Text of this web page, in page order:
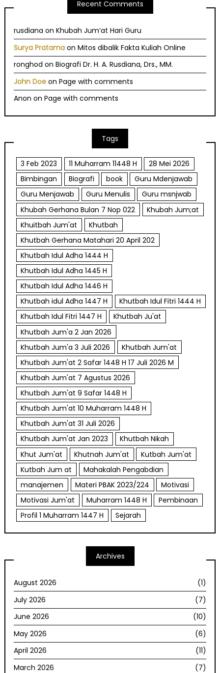
Recent Comments
rusdiana onKhubah Jum’at Hari Guru
Surya Pratama onMitos dibalik Fakta Kuliah Online
ronghod onBiografi Dr. H. A. Rusdiana, Drs., MM.
John Doe onPage with comments
Anon onPage with comments
Tags
3 Feb 2023 11 Muharram 11448 H
28 Mei 2026
Bimbingan
Biografi book
Guru Mdenjawab
Guru Menjawab
Guru Menulis
Guru msnjwab
Khubah Gerhana Bulan 7 Nop 022
Khubah Jum;at
Khuitbah Jum'at
Khutbah
Khutbah Gerhana Matahari 20 April 202
Khutbah Idul Adha 1444 H
Khutbah Idul Adha 1445 H
Khutbah Idul Adha 1446 H
Khutbah idul Adha 1447 H
Khutbah Idul Fitri 1444 H
Khutbah Idul Fitri 1447 H
Khutbah Ju'at
Khutbah Jum'a 2 Jan 2026
Khutbah Jum'a 3 Juli 2026
Khutbah Jum'at
Khutbah Jum'at 2 Safar 1448 H 17 Juli 2026 M
Khutbah Jum'at 7 Agustus 2026
Khutbah Jum'at 9 Safar 1448 H
Khutbah Jum'at 10 Muharram 1448 H
Khutbah Jum'at 31 Juli 2026
Khutbah Jum'at Jan 2023
Khutbah Nikah
Khut Jum'at
Khutnah Jum'at
Kutbah Jum'at
Kutbah Jum at
Mahakalah Pengabdian
manajemen
Materi PBAK 2023/224
Motivasi
Motivasi Jum'at
Muharram 1448 H
Pembinaan
Profil 1 Muharram 1447 H
Sejarah
Archives
August 2026
(1)
July 2026
(7)
June 2026
(10)
May 2026
(6)
April 2026
(11)
March 2026
(7)